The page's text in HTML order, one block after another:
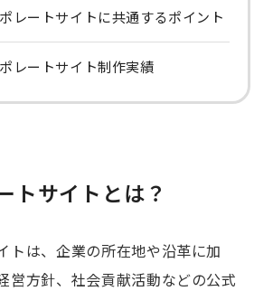
レートサイトに共通するポイント
レートサイト制作実績
トサイトとは？
トは、企業の所在地や沿革に加
営方針、社会貢献活動などの公式